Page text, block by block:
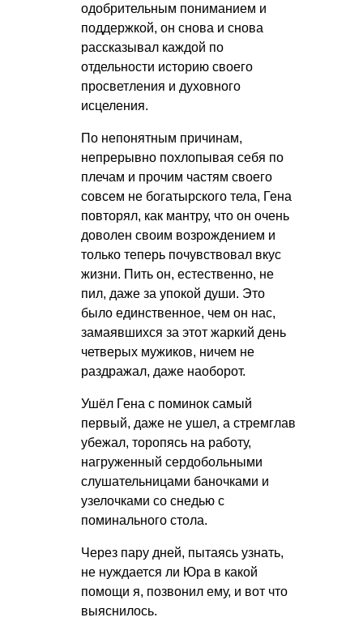
одобрительным пониманием и
поддержкой, он снова и снова
рассказывал каждой по
отдельности историю своего
просветления и духовного
исцеления.
По непонятным причинам,
непрерывно похлопывая себя по
плечам и прочим частям своего
совсем не богатырского тела, Гена
повторял, как мантру, что он очень
доволен своим возрождением и
только теперь почувствовал вкус
жизни. Пить он, естественно, не
пил, даже за упокой души. Это
было единственное, чем он нас,
замаявшихся за этот жаркий день
четверых мужиков, ничем не
раздражал, даже наоборот.
Ушёл Гена с поминок самый
первый, даже не ушел, а стремглав
убежал, торопясь на работу,
нагруженный сердобольными
слушательницами баночками и
узелочками со снедью с
поминального стола.
Через пару дней, пытаясь узнать,
не нуждается ли Юра в какой
помощи я, позвонил ему, и вот что
выяснилось.